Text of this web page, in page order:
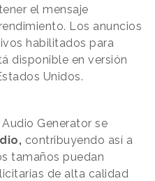
el mensaje
Los anuncios
habilitados para
disponible en versión
Unidos.
Generator se
contribuyendo así a
tamaños puedan
de alta calidad